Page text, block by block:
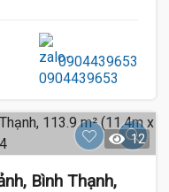
0904439653
12
Bình Thạnh,